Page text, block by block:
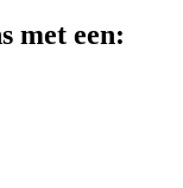
met een: